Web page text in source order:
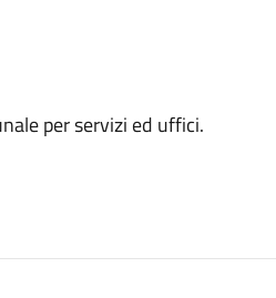
per servizi ed uffici.